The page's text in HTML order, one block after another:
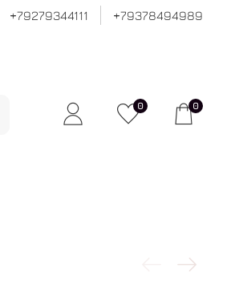
+79279344111 +79378494989
0 0